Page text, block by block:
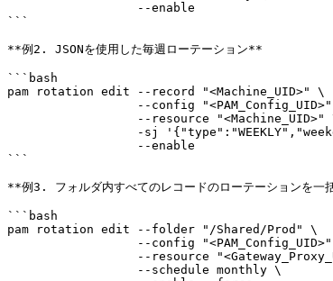
```
**例2. JSONを使用した毎週ローテーション**
```bash
pam rotation edit --record "<Machine_UID>" \
```
**例3. フォルダ内すべてのレコードのローテーションを一
```bash
pam rotation edit --folder "/Shared/Prod" \